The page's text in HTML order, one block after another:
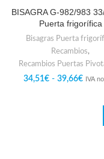
BISAGRA G-982/983
Puerta frigorífica
Bisagras Puerta
Recambios,
Recambios Puertas
34,51€ - 39,66€ IVA